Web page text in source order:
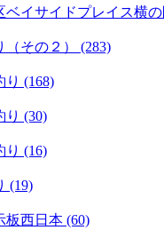
ベイサイドプレイス横
（その２） (283)
り (168)
り (30)
り (16)
(19)
板西日本 (60)